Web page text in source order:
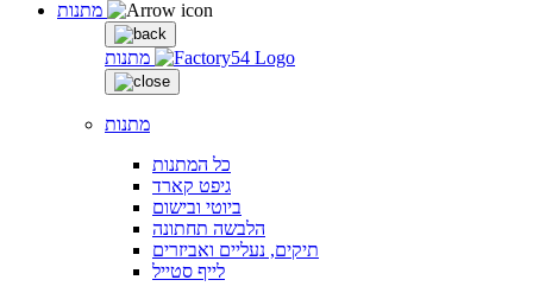
מתנות
מתנות
כל המתנות
גיפט קארד
ביוטי ובישום
הלבשה תחתונה
תיקים, נעליים ואביזרים
לייף סטייל